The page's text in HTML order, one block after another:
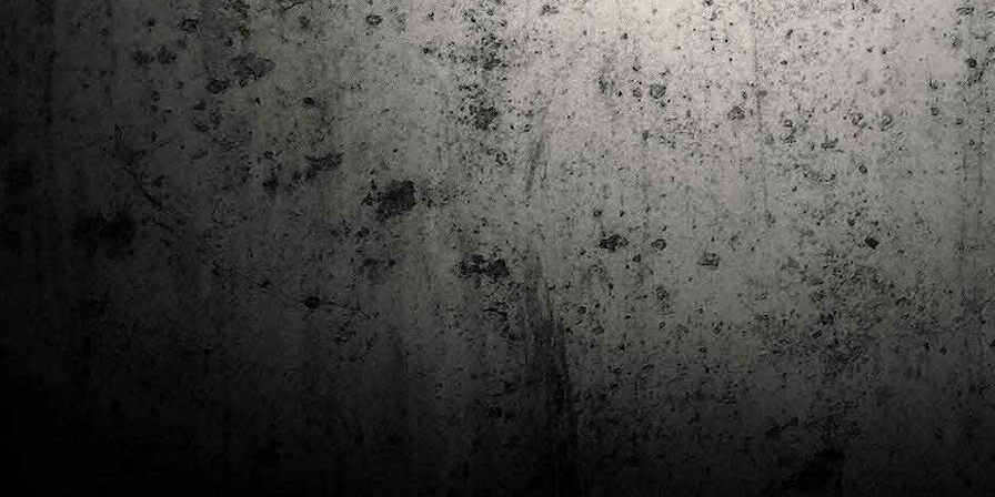
JUL
7
Club de lectura de còmics: estiu de 2024
Arriba l'estiu i amb ell una nova edició del club de lectura per passar
aquests mesos de calor. En aquesta nova edició farem dues lectures: una
al juliol i l'altre al setembre!
Com és habitual, les inscripcions es formalitzen a la Biblioteca Pública de
Tarragona i les lectures es podran llegir en edició digital.
MAY
1
Estudis en Comicologia al Còmic Barcelona
Del 3 al 5 de maig la Fira Barcelona acull la 42a edició de Còmic
Barcelona (el Saló del Còmic de tota la vida).
Divendres faré la visita anual i diumenge hi tornaré, aquest cop per participar a
la taula rodona Estudis en Comicologia: Els llibres de teoria i divulgació del
còmic en els temps del podcast, a les 16 h, a la sala còmic 6, molt ben
acompanyat:
Estudis en Comicologia: Els llibres de teoria i divulgació del còmic en els temps